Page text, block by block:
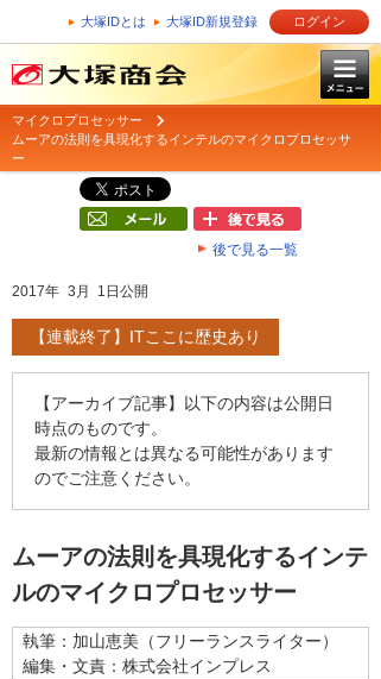
大塚IDとは 大塚ID新規登録 ログイン
マイクロプロセッサー
ムーアの法則を具現化するインテルのマイクロプロセッサ
ー
後で見る一覧
2017年 3月 1日公開
【連載終了】ITここに歴史あり
【アーカイブ記事】以下の内容は公開日
時点のものです。
最新の情報とは異なる可能性があります
のでご注意ください。
ムーアの法則を具現化するインテ
ルのマイクロプロセッサー
執筆：加山恵美（フリーランスライター）
編集・文責：株式会社インプレス